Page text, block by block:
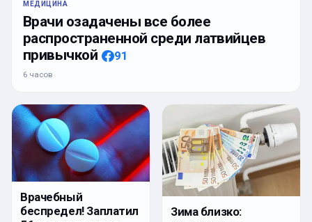
МЕДИЦИНА
Врачи озадачены все более
распространенной среди латвийцев
привычкой
91
6 часов
Врачебный
беспредел! Заплатил
Зима близко: